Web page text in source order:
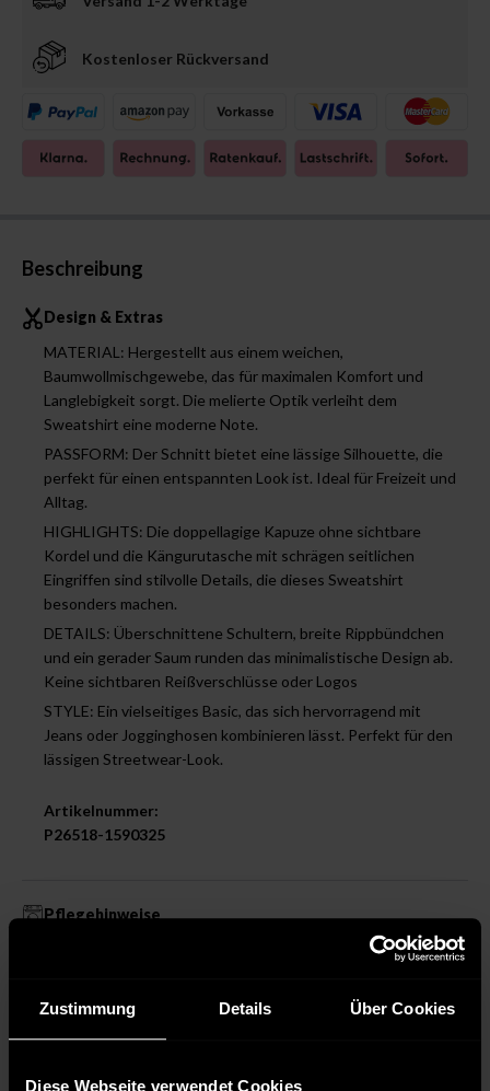
Zustimmung Details Über Cookies
Diese Webseite verwendet Cookies
Kostenloser Rückversand
Beschreibung
Design & Extras
MATERIAL: Hergestellt aus einem weichen,
Baumwollmischgewebe, das für maximalen Komfort und
Langlebigkeit sorgt. Die melierte Optik verleiht dem
Sweatshirt eine moderne Note.
PASSFORM: Der Schnitt bietet eine lässige Silhouette, die
perfekt für einen entspannten Look ist. Ideal für Freizeit und
Alltag.
HIGHLIGHTS: Die doppellagige Kapuze ohne sichtbare
Kordel und die Kängurutasche mit schrägen seitlichen
Eingriffen sind stilvolle Details, die dieses Sweatshirt
besonders machen.
DETAILS: Überschnittene Schultern, breite Rippbündchen
und ein gerader Saum runden das minimalistische Design ab.
Keine sichtbaren Reißverschlüsse oder Logos
STYLE: Ein vielseitiges Basic, das sich hervorragend mit
Jeans oder Jogginghosen kombinieren lässt. Perfekt für den
lässigen Streetwear-Look.
Artikelnummer:
P26518-1590325
Pflegehinweise
Bleichen nicht erlaubt
Bügeln mit mittlerer Temperatur